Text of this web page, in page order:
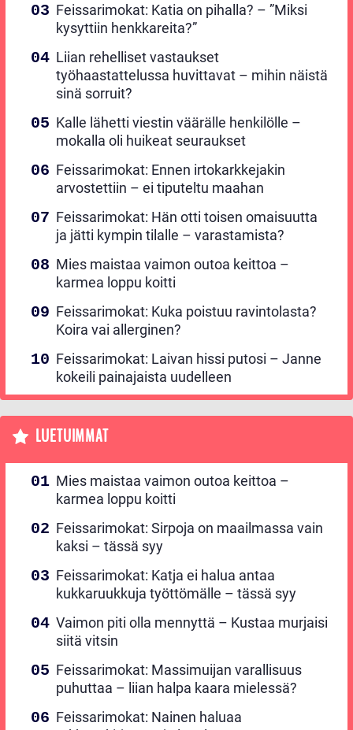
Feissarimokat: Katia on pihalla? – ”Miksi
kysyttiin henkkareita?”
Liian rehelliset vastaukset
työhaastattelussa huvittavat – mihin näistä
sinä sorruit?
Kalle lähetti viestin väärälle henkilölle –
mokalla oli huikeat seuraukset
Feissarimokat: Ennen irtokarkkejakin
arvostettiin – ei tiputeltu maahan
Feissarimokat: Hän otti toisen omaisuutta
ja jätti kympin tilalle – varastamista?
Mies maistaa vaimon outoa keittoa –
karmea loppu koitti
Feissarimokat: Kuka poistuu ravintolasta?
Koira vai allerginen?
Feissarimokat: Laivan hissi putosi – Janne
kokeili painajaista uudelleen
LUETUIMMAT
Mies maistaa vaimon outoa keittoa –
karmea loppu koitti
Feissarimokat: Sirpoja on maailmassa vain
kaksi – tässä syy
Feissarimokat: Katja ei halua antaa
kukkaruukkuja työttömälle – tässä syy
Vaimon piti olla mennyttä – Kustaa murjaisi
siitä vitsin
Feissarimokat: Massimuijan varallisuus
puhuttaa – liian halpa kaara mielessä?
Feissarimokat: Nainen haluaa